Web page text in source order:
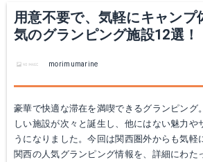
用意不要で、気軽にキャンプ
気のグランピング施設12選！
morimumarine
豪華で快適な滞在を満喫できるグランピング
しい施設が次々と誕生し、他にはない魅力や
うになりました。今回は関西圏外からも気軽
関西の人気グランピング情報を、詳細にわた